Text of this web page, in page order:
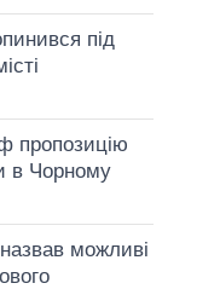
під
пропозицію
в Чорному
можливі